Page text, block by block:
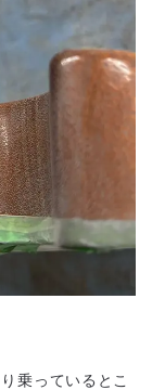
乗っているとこ